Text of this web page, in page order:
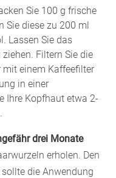
Sie 100 g frische
Sie diese zu 200 ml
Lassen Sie das
Filtern Sie die
einem Kaffeefilter
in einer
Ihre Kopfhaut etwa 2-
drei Monate
erholen. Den
die Anwendung